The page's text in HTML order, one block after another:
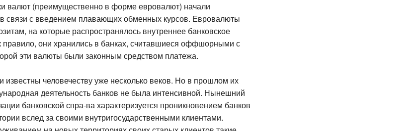
валют (преимущественно в форме евровалют) начали
в связи с введением плавающих обменных курсов. Евровалюты
на которые распространялось внутреннее банковское
правило, они хранились в банках, считавшиеся оффшорными с
эти валюты были законным средством платежа.
человечеству уже несколько веков. Но в прошлом их
деятельность банков не была интенсивной. Нынешний
банковской спра-ва характеризуется проникновением банков
вслед за своими внутригосударственными клиентами.